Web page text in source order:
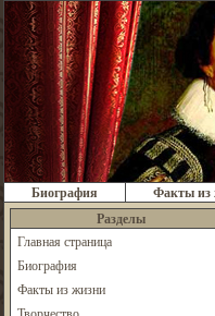
Биография Факты из
Разделы
Главная страница
Биография
Факты из жизни